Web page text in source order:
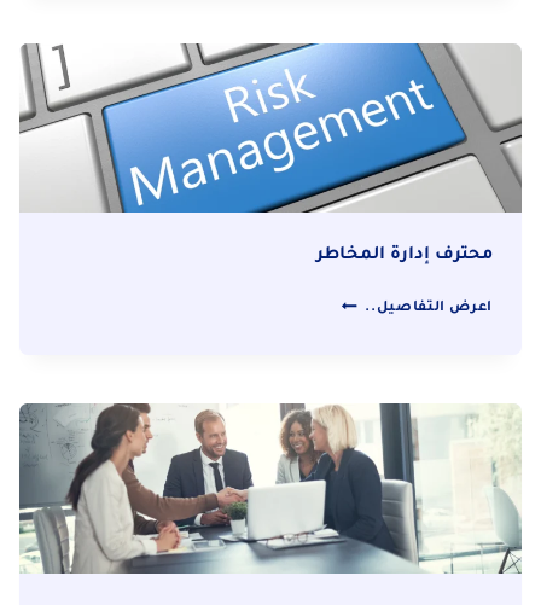
محترف إدارة المخاطر
اعرض التفاصيل.. محترف